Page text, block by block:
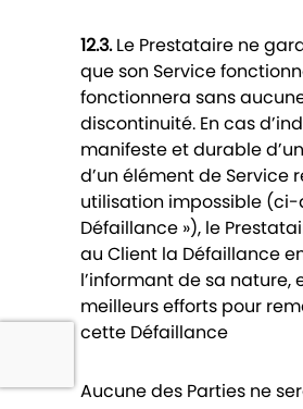
12.3.Le Prestataire ne
que son Service
fonctionnera sans
discontinuité. En cas
manifeste et durable
d’un élément de Service
utilisation impossible (ci-
Défaillance »), le
au Client la Défaillance
l’informant de sa nature,
meilleurs efforts pour
cette Défaillance
Aucune des Parties ne